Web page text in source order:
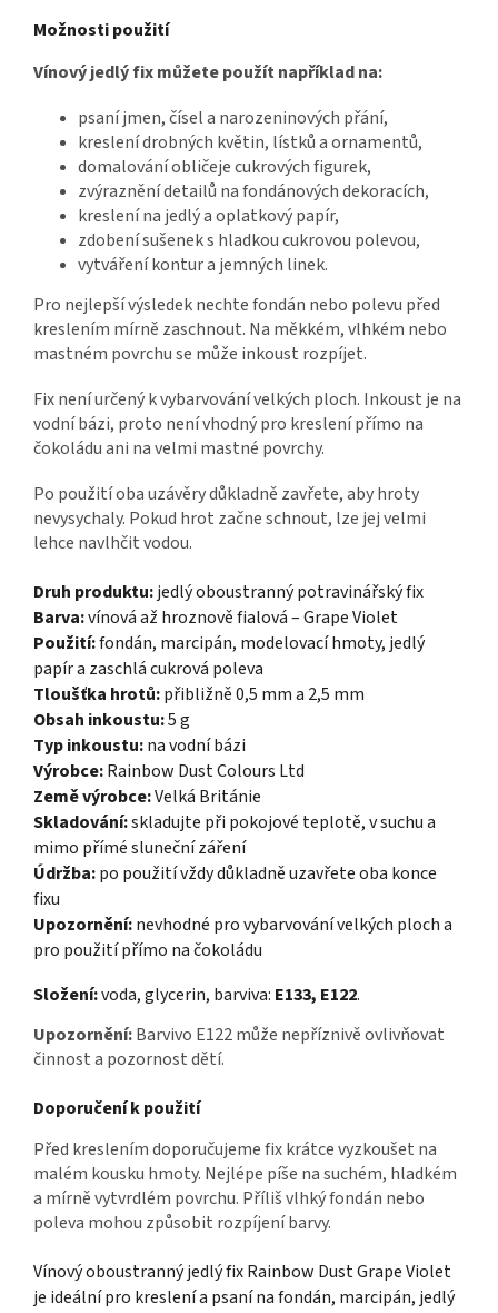
Možnosti použití
Vínový jedlý fix můžete použít například na:
psaní jmen, čísel a narozeninových přání,
kreslení drobných květin, lístků a ornamentů,
domalování obličeje cukrových figurek,
zvýraznění detailů na fondánových dekoracích,
kreslení na jedlý a oplatkový papír,
zdobení sušenek s hladkou cukrovou polevou,
vytváření kontur a jemných linek.
Pro nejlepší výsledek nechte fondán nebo polevu před
kreslením mírně zaschnout. Na měkkém, vlhkém nebo
mastném povrchu se může inkoust rozpíjet.
Fix není určený k vybarvování velkých ploch. Inkoust je na
vodní bázi, proto není vhodný pro kreslení přímo na
čokoládu ani na velmi mastné povrchy.
Po použití oba uzávěry důkladně zavřete, aby hroty
nevysychaly. Pokud hrot začne schnout, lze jej velmi
lehce navlhčit vodou.
Druh produktu:jedlý oboustranný potravinářský fix
Barva:vínová až hroznově fialová – Grape Violet
Použití:fondán, marcipán, modelovací hmoty, jedlý
papír a zaschlá cukrová poleva
Tloušťka hrotů:přibližně 0,5 mm a 2,5 mm
Obsah inkoustu:5 g
Typ inkoustu:na vodní bázi
Výrobce:Rainbow Dust Colours Ltd
Země výrobce:Velká Británie
Skladování:skladujte při pokojové teplotě, v suchu a
mimo přímé sluneční záření
Údržba:po použití vždy důkladně uzavřete oba konce
fixu
Upozornění:nevhodné pro vybarvování velkých ploch a
pro použití přímo na čokoládu
Složení:voda, glycerin, barviva: E133, E122.
Upozornění:Barvivo E122 může nepříznivě ovlivňovat
činnost a pozornost dětí.
Doporučení k použití
Před kreslením doporučujeme fix krátce vyzkoušet na
malém kousku hmoty. Nejlépe píše na suchém, hladkém
a mírně vytvrdlém povrchu. Příliš vlhký fondán nebo
poleva mohou způsobit rozpíjení barvy.
Vínový oboustranný jedlý fix Rainbow Dust Grape Violet
je ideální pro kreslení a psaní na fondán, marcipán, jedlý